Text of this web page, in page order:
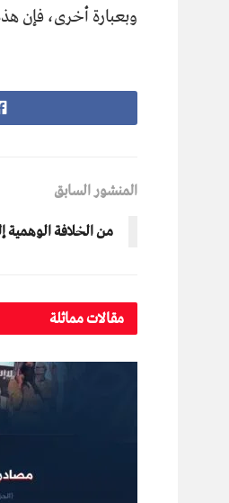
وبعبارة أخرى، فإن
المنشور السابق
من الخلافة الوهمية
مقالات مماثلة